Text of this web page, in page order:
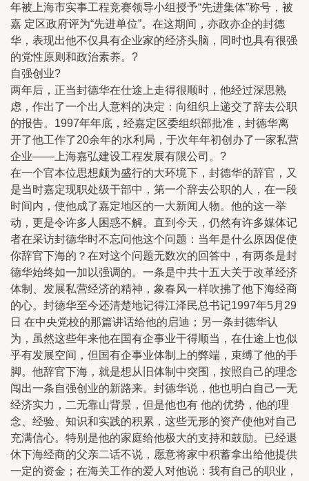
年被上海市实事工程竞赛领导小组授予“先进集体”称号，被
嘉 定区政府评为“先进单位”。在这期间，亦政亦企的封德
华，表现出他不仅具有企业家的经济头脑，同时也具有很强
的党性原则和政治素养。?
自强创业?
两年后，正当封德华在仕途上走得很顺时，他经过深思熟
虑，作出了一个出人意料的决定：向组织上递交了辞去公职
的报告。1997年年底，经嘉定区委组织部批准，封德华离
开了他工作了20余年的水利局，于次年年初创办了一家私营
企业——上海嘉弘建设工程发展有限公司。?
在一个官本位思想颇为盛行的大环境下，封德华的辞官，又
是当时嘉定现职处级干部中，第一个辞去公职的人，在一段
时间内，使他成了嘉定地区的一大新闻人物。他的这一举
动，更是令许多人困惑不解。直到今天，仍然有许多媒体记
者在采访封德华时不忘问他这个问题：当年是什么原因促使
你辞官下海的？在对这个问题无数次的回答中，有两条是封
德华始终如一加以强调的。一条是中共十五大关于改革经济
体制、发展私营经济的精神，象春风一样吹拂了他下海经商
的心。封德华至今还清楚地记得江泽民总书记1997年5月29
日 在中央党校的那篇讲话给他的启迪；另一条封德华认
为，虽然这些年来他在国有企事业干得顺当，在仕途上也似
乎有发展空间，但国有企事业体制上的弊端，束缚了他的手
脚。他辞官下海，就是想从旧体制中突围，按照自己的理念
闯出一条自强创业的新路来。封德华说，他也明白自己一无
经济实力，二无靠山背景，但是他也有 他的优势，他的理
念、经验、知识和实践的积累，这些无形的资产使他对自己
充满信心。特别是他的家庭给他极大的支持和鼓励。已经退
休下海经商的父亲二话不说，愿意将家中积蓄拿出给他提供
一定的资金；在海关工作的爱人对他说：我有自己的职业，